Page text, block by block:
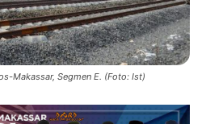
Makassar, Segmen E. (Foto: Ist)